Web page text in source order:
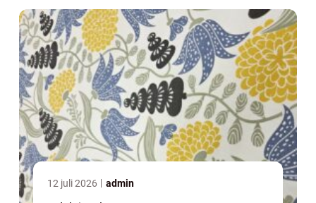
ett roligt sät...
12 juli 2026 admin